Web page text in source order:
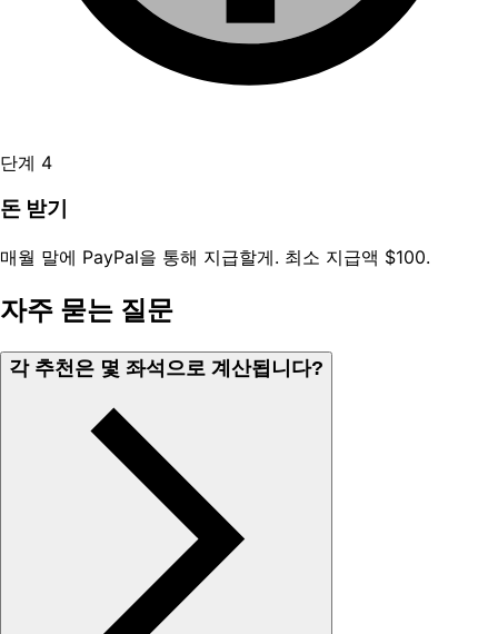
단계 4
돈 받기
매월 말에 PayPal을 통해 지급할게. 최소 지급액 $100.
자주 묻는 질문
각 추천은 몇 좌석으로 계산됩니다?